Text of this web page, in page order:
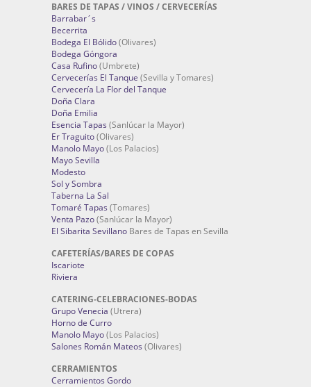
BARES DE TAPAS / VINOS / CERVECERÍAS
Barrabar´s
Becerrita
Bodega El Bólido(Olivares)
Bodega Góngora
Casa Rufino(Umbrete)
Cervecerías El Tanque (Sevilla y Tomares)
Cervecería La Flor del Tanque
Doña Clara
Doña Emilia
Esencia Tapas (Sanlúcar la Mayor)
Er Traguito(Olivares)
Manolo Mayo(Los Palacios)
Mayo Sevilla
Modesto
Sol y Sombra
Taberna La Sal
Tomaré Tapas (Tomares)
Venta Pazo(Sanlúcar la Mayor)
El Sibarita Sevillano Bares de Tapas en Sevilla
CAFETERÍAS/BARES DE COPAS
Iscariote
Riviera
CATERING-CELEBRACIONES-BODAS
Grupo Venecia (Utrera)
Horno de Curro
Manolo Mayo(Los Palacios)
Salones Román Mateos (Olivares)
CERRAMIENTOS
Cerramientos Gordo